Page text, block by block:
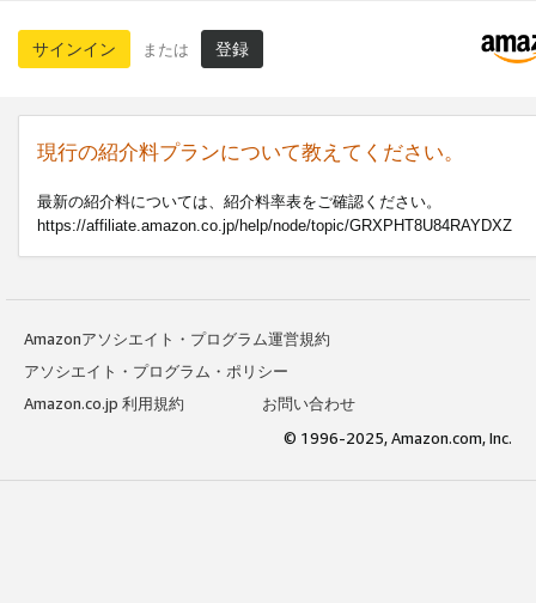
サインイン または 登録
現行の紹介料プランについて教えてください。
最新の紹介料については、紹介料率表をご確認ください。
https://affiliate.amazon.co.jp/help/node/topic/GRXPHT8U84RAYDXZ
Amazonアソシエイト・プログラム運営規約
アソシエイト・プログラム・ポリシー
Amazon.co.jp 利用規約
お問い合わせ
© 1996-2025, Amazon.com, Inc.